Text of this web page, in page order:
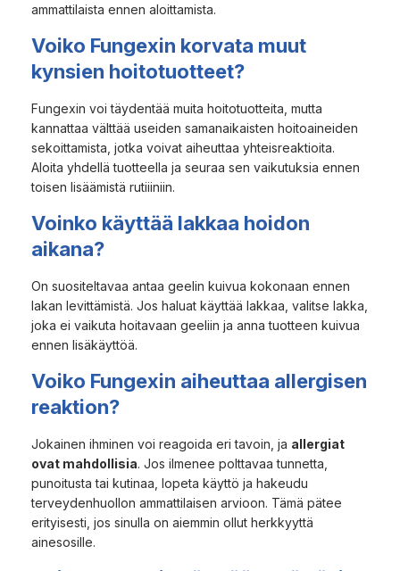
ammattilaista ennen aloittamista.
Voiko Fungexin korvata muut
kynsien hoitotuotteet?
Fungexin voi täydentää muita hoitotuotteita, mutta
kannattaa välttää useiden samanaikaisten hoitoaineiden
sekoittamista, jotka voivat aiheuttaa yhteisreaktioita.
Aloita yhdellä tuotteella ja seuraa sen vaikutuksia ennen
toisen lisäämistä rutiiiniin.
Voinko käyttää lakkaa hoidon
aikana?
On suositeltavaa antaa geelin kuivua kokonaan ennen
lakan levittämistä. Jos haluat käyttää lakkaa, valitse lakka,
joka ei vaikuta hoitavaan geeliin ja anna tuotteen kuivua
ennen lisäkäyttöä.
Voiko Fungexin aiheuttaa allergisen
reaktion?
Jokainen ihminen voi reagoida eri tavoin, ja allergiat
ovat mahdollisia. Jos ilmenee polttavaa tunnetta,
punoitusta tai kutinaa, lopeta käyttö ja hakeudu
terveydenhuollon ammattilaisen arvioon. Tämä pätee
erityisesti, jos sinulla on aiemmin ollut herkkyyttä
ainesosille.